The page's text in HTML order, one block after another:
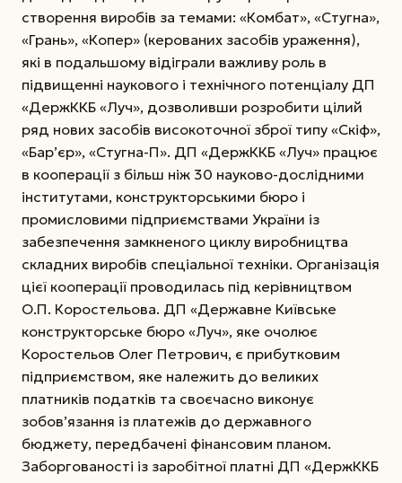
створення виробів за темами: «Комбат», «Стугна»,
«Грань», «Копер» (керованих засобів ураження),
які в подальшому відіграли важливу роль в
підвищенні наукового і технічного потенціалу ДП
«ДержККБ «Луч», дозволивши розробити цілий
ряд нових засобів високоточної зброї типу «Скіф»,
«Бар’єр», «Стугна-П». ДП «ДержККБ «Луч» працює
в кооперації з більш ніж 30 науково-дослідними
інститутами, конструкторськими бюро і
промисловими підприємствами України із
забезпечення замкненого циклу виробництва
складних виробів спеціальної техніки. Організація
цієї кооперації проводилась під керівництвом
О.П. Коростельова. ДП «Державне Київське
конструкторське бюро «Луч», яке очолює
Коростельов Олег Петрович, є прибутковим
підприємством, яке належить до великих
платників податків та своєчасно виконує
зобов’язання із платежів до державного
бюджету, передбачені фінансовим планом.
Заборгованості із заробітної платні ДП «ДержККБ